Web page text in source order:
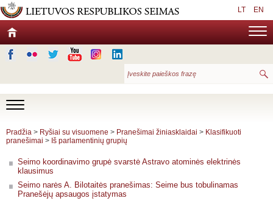
LT EN
Pradžia > Ryšiai su visuomene > Pranešimai žiniasklaidai > Klasifikuoti
pranešimai > Iš parlamentinių grupių
Seimo koordinavimo grupė svarstė Astravo atominės elektrinės
klausimus
Seimo narės A. Bilotaitės pranešimas: Seime bus tobulinamas
Pranešėjų apsaugos įstatymas